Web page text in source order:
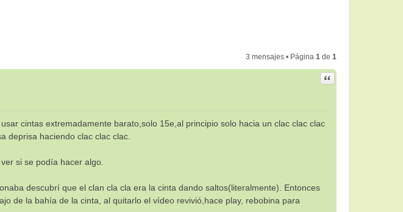
3 mensajes • Página 1 de 1
Citar
cintas extremadamente barato,solo 15e,al principio solo hacia un clac clac clac
deprisa haciendo clac clac clac.
si se podía hacer algo.
descubrí que el clan cla cla era la cinta dando saltos(literalmente). Entonces
de la bahía de la cinta, al quitarlo el vídeo revivió,hace play, rebobina para